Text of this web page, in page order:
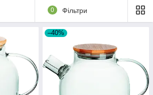
0 Фільтри
–40%